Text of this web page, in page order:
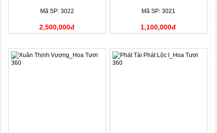
Mã SP: 3022
2,500,000đ
Mã SP: 3021
1,100,000đ